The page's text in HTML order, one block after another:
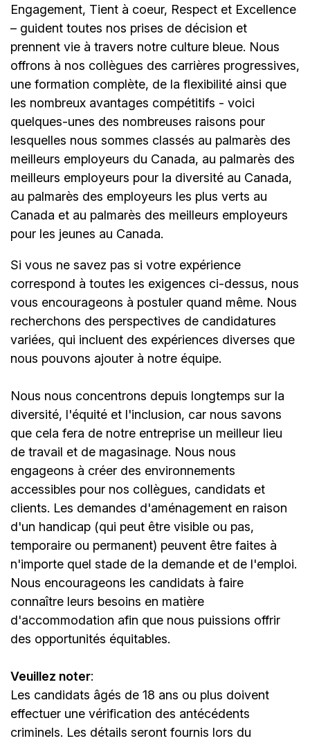
Engagement, Tient à coeur, Respect et Excellence
– guident toutes nos prises de décision et
prennent vie à travers notre culture bleue. Nous
offrons à nos collègues des carrières progressives,
une formation complète, de la flexibilité ainsi que
les nombreux avantages compétitifs - voici
quelques-unes des nombreuses raisons pour
lesquelles nous sommes classés au palmarès des
meilleurs employeurs du Canada, au palmarès des
meilleurs employeurs pour la diversité au Canada,
au palmarès des employeurs les plus verts au
Canada et au palmarès des meilleurs employeurs
pour les jeunes au Canada.
Si vous ne savez pas si votre expérience
correspond à toutes les exigences ci-dessus, nous
vous encourageons à postuler quand même. Nous
recherchons des perspectives de candidatures
variées, qui incluent des expériences diverses que
nous pouvons ajouter à notre équipe.
Nous nous concentrons depuis longtemps sur la
diversité, l'équité et l'inclusion, car nous savons
que cela fera de notre entreprise un meilleur lieu
de travail et de magasinage. Nous nous
engageons à créer des environnements
accessibles pour nos collègues, candidats et
clients. Les demandes d'aménagement en raison
d'un handicap (qui peut être visible ou pas,
temporaire ou permanent) peuvent être faites à
n'importe quel stade de la demande et de l'emploi.
Nous encourageons les candidats à faire
connaître leurs besoins en matière
d'accommodation afin que nous puissions offrir
des opportunités équitables.
Veuillez noter:
Les candidats âgés de 18 ans ou plus doivent
effectuer une vérification des antécédents
criminels. Les détails seront fournis lors du